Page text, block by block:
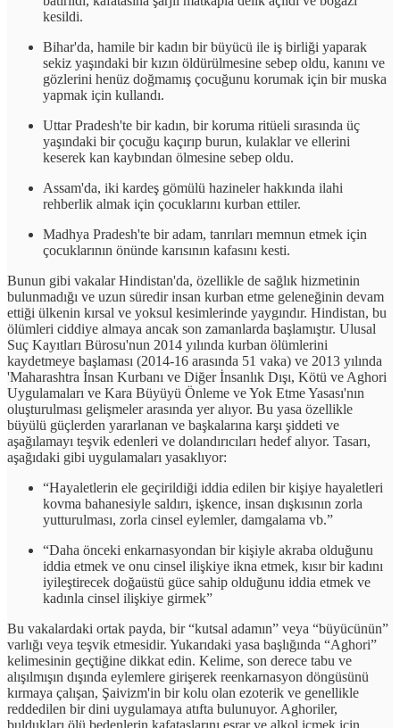
kesildi.
Bihar'da, hamile bir kadın bir büyücü ile iş birliği yaparak
sekiz yaşındaki bir kızın öldürülmesine sebep oldu, kanını ve
gözlerini henüz doğmamış çocuğunu korumak için bir muska
yapmak için kullandı.
Uttar Pradesh'te bir kadın, bir koruma ritüeli sırasında üç
yaşındaki bir çocuğu kaçırıp burun, kulaklar ve ellerini
keserek kan kaybından ölmesine sebep oldu.
Assam'da, iki kardeş gömülü hazineler hakkında ilahi
rehberlik almak için çocuklarını kurban ettiler.
Madhya Pradesh'te bir adam, tanrıları memnun etmek için
çocuklarının önünde karısının kafasını kesti.
Bunun gibi vakalar Hindistan'da, özellikle de sağlık hizmetinin
bulunmadığı ve uzun süredir insan kurban etme geleneğinin devam
ettiği ülkenin kırsal ve yoksul kesimlerinde yaygındır. Hindistan, bu
ölümleri ciddiye almaya ancak son zamanlarda başlamıştır. Ulusal
Suç Kayıtları Bürosu'nun 2014 yılında kurban ölümlerini
kaydetmeye başlaması (2014-16 arasında 51 vaka) ve 2013 yılında
'Maharashtra İnsan Kurbanı ve Diğer İnsanlık Dışı, Kötü ve Aghori
Uygulamaları ve Kara Büyüyü Önleme ve Yok Etme Yasası'nın
oluşturulması gelişmeler arasında yer alıyor. Bu yasa özellikle
büyülü güçlerden yararlanan ve başkalarına karşı şiddeti ve
aşağılamayı teşvik edenleri ve dolandırıcıları hedef alıyor. Tasarı,
aşağıdaki gibi uygulamaları yasaklıyor:
“Hayaletlerin ele geçirildiği iddia edilen bir kişiye hayaletleri
kovma bahanesiyle saldırı, işkence, insan dışkısının zorla
yutturulması, zorla cinsel eylemler, damgalama vb.”
“Daha önceki enkarnasyondan bir kişiyle akraba olduğunu
iddia etmek ve onu cinsel ilişkiye ikna etmek, kısır bir kadını
iyileştirecek doğaüstü güce sahip olduğunu iddia etmek ve
kadınla cinsel ilişkiye girmek”
Bu vakalardaki ortak payda, bir “kutsal adamın” veya “büyücünün”
varlığı veya teşvik etmesidir. Yukarıdaki yasa başlığında “Aghori”
kelimesinin geçtiğine dikkat edin. Kelime, son derece tabu ve
alışılmışın dışında eylemlere girişerek reenkarnasyon döngüsünü
kırmaya çalışan, Şaivizm'in bir kolu olan ezoterik ve genellikle
reddedilen bir dini uygulamaya atıfta bulunuyor. Aghoriler,
buldukları ölü bedenlerin kafataslarını esrar ve alkol içmek için